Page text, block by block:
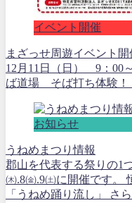
イベント開催
まざっせ周遊イベント
12月11日（日） 9：00
ば道場 そば打ち体験！
お知らせ
うねめまつり情報
郡山を代表する祭りの1
㈭.8㈮.9㈯に開催です。
「うねめ踊り流し」 さ